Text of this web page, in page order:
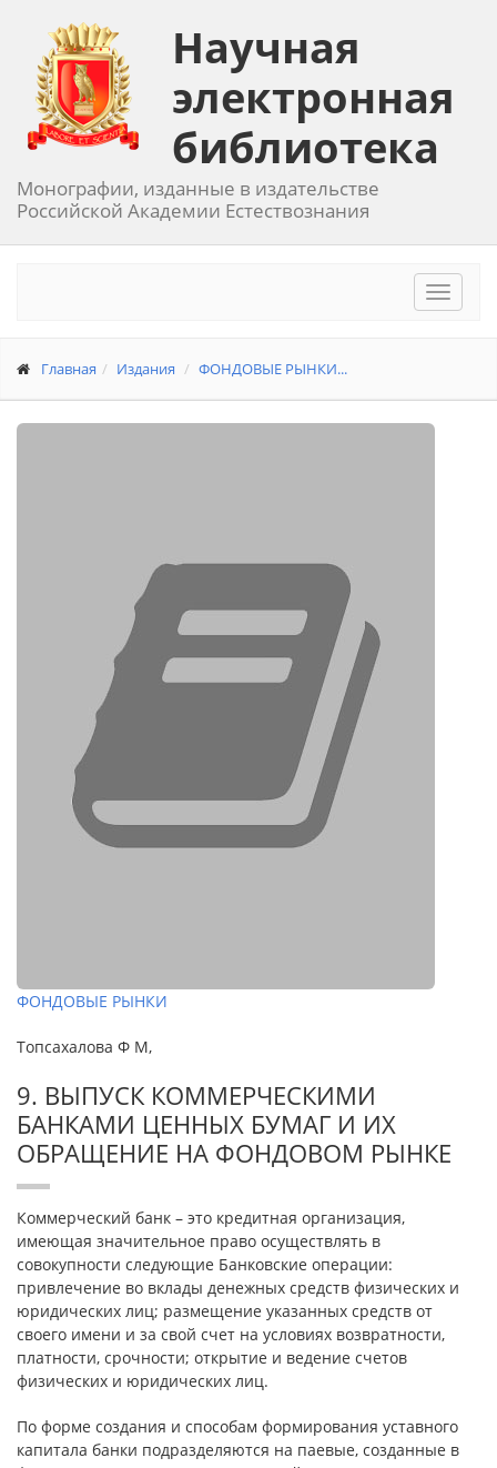
Научная
электронная
библиотека
Монографии, изданные в издательстве
Российской Академии Естествознания
Toggle
Главная Издания ФОНДОВЫЕ РЫНКИ...
ФОНДОВЫЕ РЫНКИ
Топсахалова Ф М,
9. ВЫПУСК КОММЕРЧЕСКИМИ
БАНКАМИ ЦЕННЫХ БУМАГ И ИХ
ОБРАЩЕНИЕ НА ФОНДОВОМ РЫНКЕ
Коммерческий банк – это кредитная организация,
имеющая значительное право осуществлять в
совокупности следующие Банковские операции:
привлечение во вклады денежных средств физических и
юридических лиц; размещение указанных средств от
своего имени и за свой счет на условиях возвратности,
платности, срочности; открытие и ведение счетов
физических и юридических лиц.
По форме создания и способам формирования уставного
капитала банки подразделяются на паевые, созданные в